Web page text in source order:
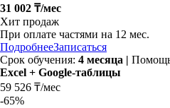
31 002 ₸/мес
Хит продаж
При оплате частями на 12 мес.
ПодробнееЗаписаться
Срок обучения: 4 месяца | Помощь
Excel + Google-таблицы
59 526 ₸/мес
-65%